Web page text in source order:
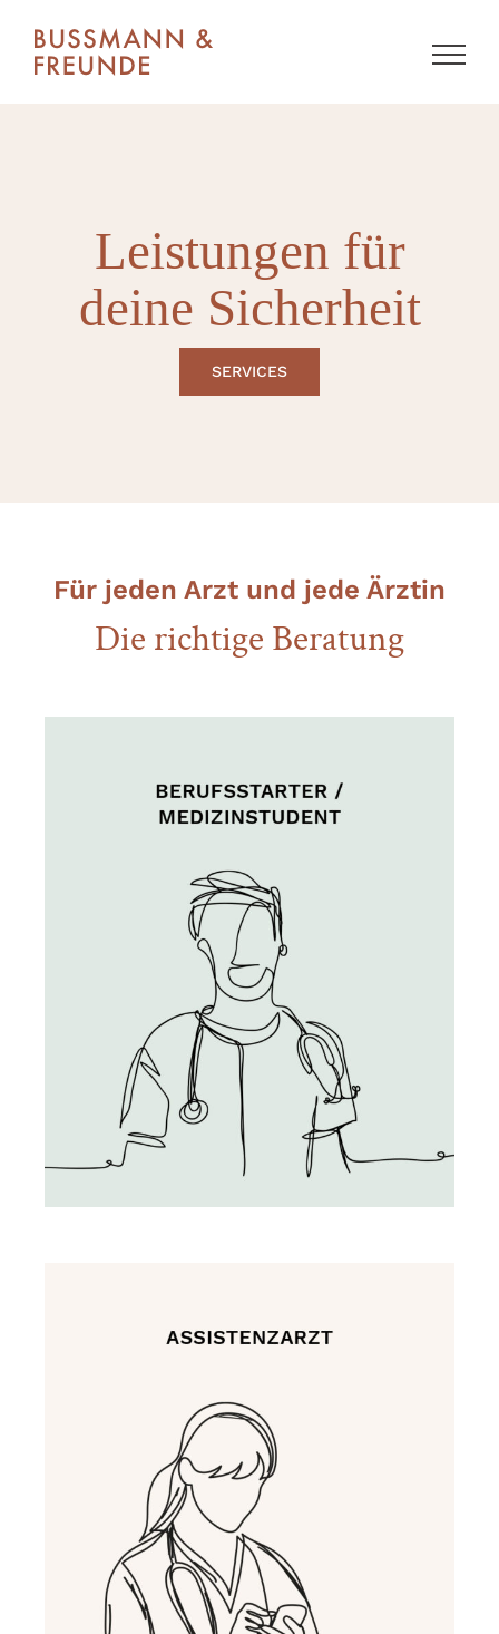
content
Leistungen für
deine Sicherheit
SERVICES
Für jeden Arzt und jede Ärztin
Die richtige Beratung